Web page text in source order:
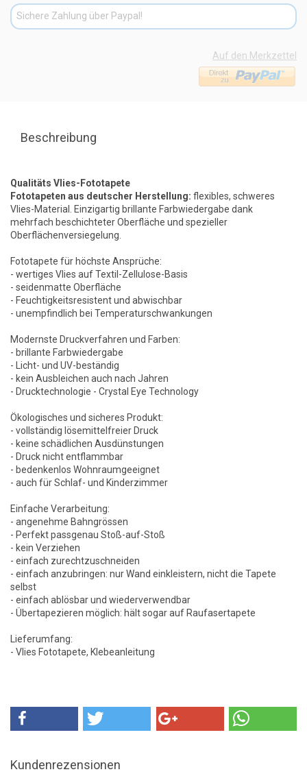
Sichere Zahlung über Paypal!
Auf den Merkzettel
Beschreibung
Qualitäts Vlies-Fototapete
Fototapeten aus deutscher Herstellung: flexibles, schweres
Vlies-Material. Einzigartig brillante Farbwiedergabe dank
mehrfach beschichteter Oberfläche und spezieller
Oberflächenversiegelung.
Fototapete für höchste Ansprüche:
- wertiges Vlies auf Textil-Zellulose-Basis
- seidenmatte Oberfläche
- Feuchtigkeitsresistent und abwischbar
- unempfindlich bei Temperaturschwankungen
Modernste Druckverfahren und Farben:
- brillante Farbwiedergabe
- Licht- und UV-beständig
- kein Ausbleichen auch nach Jahren
- Drucktechnologie - Crystal Eye Technology
Ökologisches und sicheres Produkt:
- vollständig lösemittelfreier Druck
- keine schädlichen Ausdünstungen
- Druck nicht entflammbar
- bedenkenlos Wohnraumgeeignet
- auch für Schlaf- und Kinderzimmer
Einfache Verarbeitung:
- angenehme Bahngrössen
- Perfekt passgenau Stoß-auf-Stoß
- kein Verziehen
- einfach zurechtzuschneiden
- einfach anzubringen: nur Wand einkleistern, nicht die Tapete
selbst
- einfach ablösbar und wiederverwendbar
- Übertapezieren möglich: hält sogar auf Raufasertapete
Lieferumfang:
- Vlies Fototapete, Klebeanleitung
Kundenrezensionen